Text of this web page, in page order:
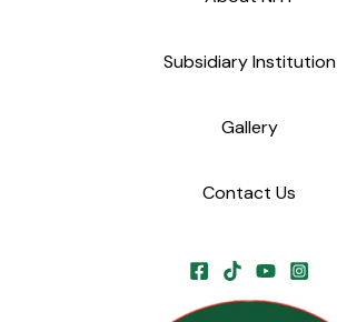
Subsidiary Institution
Gallery
Contact Us